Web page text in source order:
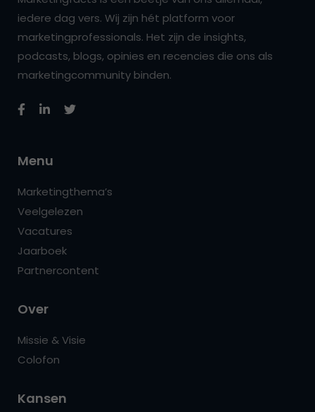
iedere dag vers. Wij zijn hét platform voor
marketingprofessionals. Het zijn de insights,
podcasts, blogs, opinies en recencies die ons als
marketingcommunity binden.
Menu
Marketingthema’s
Veelgelezen
Vacatures
Jaarboek
Partnercontent
Over
Missie & Visie
Colofon
Kansen